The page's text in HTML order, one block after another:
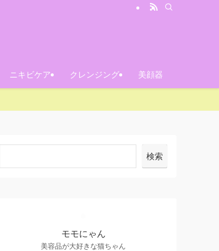
ニキビケア クレンジング 美顔器
検索
モモにゃん
美容品が大好きな猫ちゃん